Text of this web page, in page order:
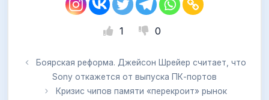
1 0
Боярская реформа. Джейсон Шрейер считает, что
Sony откажется от выпуска ПК-портов
Кризис чипов памяти «перекроит» рынок